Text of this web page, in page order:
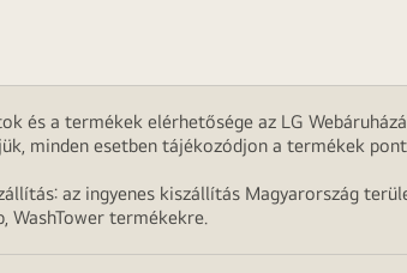
és a termékek elérhetősége az LG
minden esetben tájékozódjon a termékek
az ingyenes kiszállítás Magyarország
WashTower termékekre.